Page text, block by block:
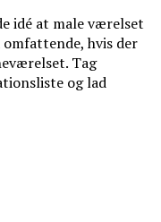
idé at male værelset
hvis der
Tag
og lad